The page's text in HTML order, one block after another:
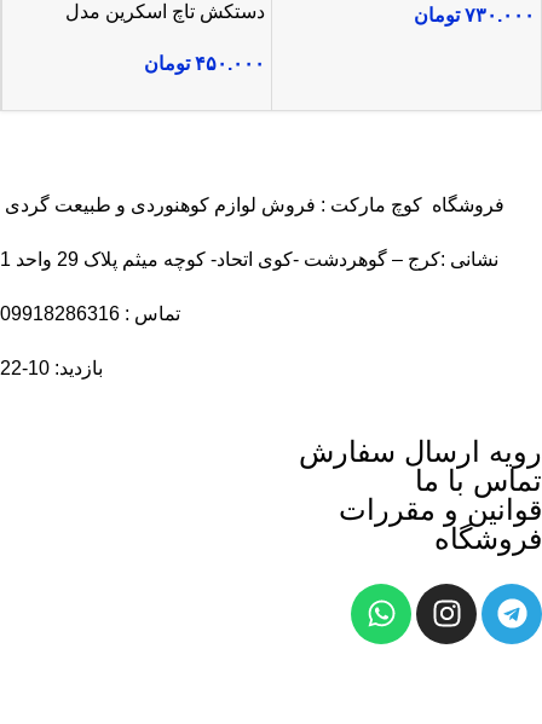
۷۳۰.۰۰۰ تومان
دستکش تاچ اسکرین مدل
۴۵۰.۰۰۰ تومان
فروشگاه کوچ مارکت : فروش لوازم کوهنوردی و طبیعت گردی
نشانی :کرج – گوهردشت -کوی اتحاد- کوچه میثم پلاک 29 واحد 1
تماس : 09918286316
بازدید: 10-22
رویه ارسال سفارش
تماس با ما
قوانین و مقررات
فروشگاه